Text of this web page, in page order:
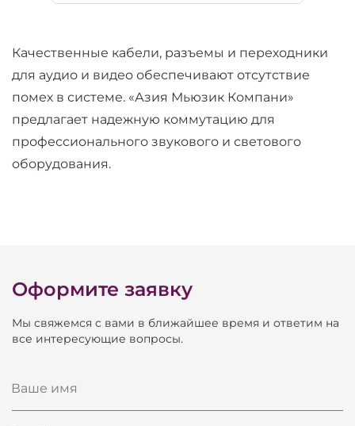
Качественные кабели, разъемы и переходники
для аудио и видео обеспечивают отсутствие
помех в системе. «Азия Мьюзик Компани»
предлагает надежную коммутацию для
профессионального звукового и светового
оборудования.
Оформите заявку
Мы свяжемся с вами в ближайшее время и ответим на
все интересующие вопросы.
Ваше имя